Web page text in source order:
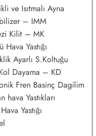
ve Isıtmalı Ayna
– IMM
Kilit – MK
Yastığı
Ayarlı S.Koltuğu
Dayama – KD
Fren Basinç Dagilim
Yastıkları
Yastığı